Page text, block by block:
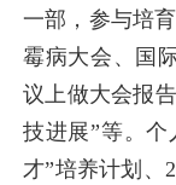
一部，参与培
霉病大会、国
议上做大会报
技进展”等。个
才”培养计划、